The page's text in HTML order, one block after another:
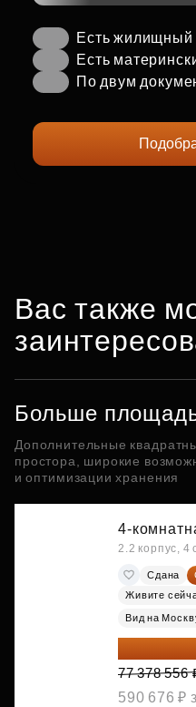
Есть жилищный
Есть
По двум
Вас также
Больше
Дополнительные
простора, широкие
и оптимизации хранения
4-
2.2 корпус, 4
Сдана
Живите
Вид на
61 902
77 378 556
590 676 ₽